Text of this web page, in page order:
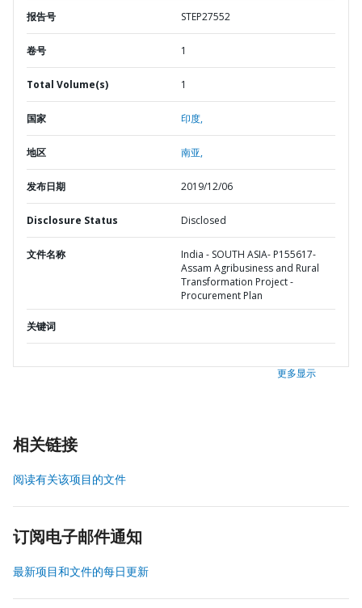
报告号 STEP27552
卷号 1
Total Volume(s) 1
国家 印度,
地区 南亚,
发布日期 2019/12/06
Disclosure Status Disclosed
文件名称
India - SOUTH ASIA- P155617-
Assam Agribusiness and Rural
Transformation Project -
Procurement Plan
关键词
更多显示
相关链接
阅读有关该项目的文件
订阅电子邮件通知
最新项目和文件的每日更新